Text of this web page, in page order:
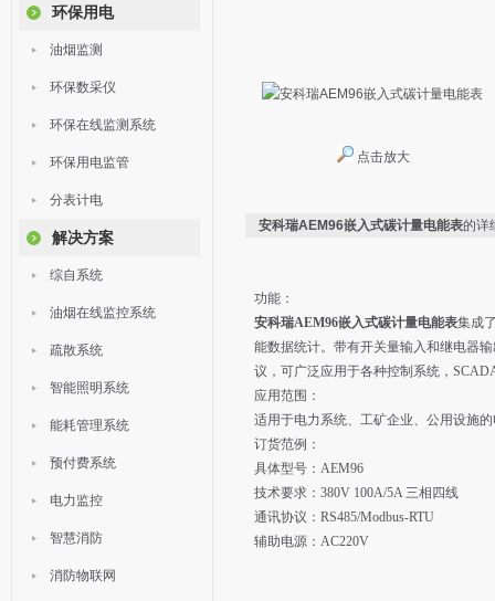
环保用电
油烟监测
环保数采仪
环保在线监测系统
环保用电监管
分表计电
解决方案
综自系统
油烟在线监控系统
疏散系统
智能照明系统
能耗管理系统
预付费系统
电力监控
智慧消防
消防物联网
点击放大
安科瑞AEM96嵌入式碳计量电能表的详
功能：
安科瑞AEM96嵌入式碳计量电能表集成
能数据统计。带有开关量输入和继电器
议，可广泛应用于各种控制系统，
应用范围：
适用于电力系统、工矿企业、公用设施
订货范例：
具体型号：AEM96
技术要求：380V 100A/5A 三相四线
通讯协议：RS485/Modbus-RTU
辅助电源：AC220V